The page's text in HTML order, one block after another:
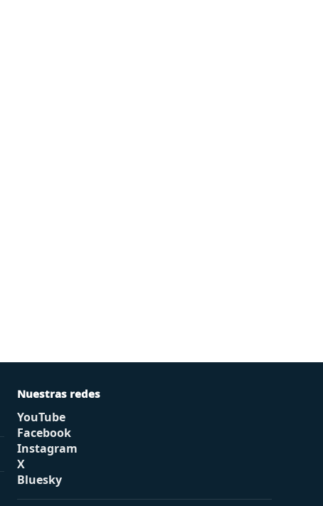
Nuestras redes
YouTube
Facebook
Instagram
X
Bluesky